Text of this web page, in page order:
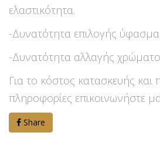
ελαστικότητα.
-Δυνατότητα επιλογής
-Δυνατότητα αλλαγής
Για το κόστος κατασκευής και
πληροφορίες επικοινωνήστε
Share